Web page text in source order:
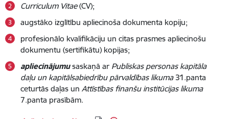
Curriculum Vitae(CV);
augstāko izglītību apliecinoša dokumenta kopiju;
profesionālo kvalifikāciju un citas prasmes apliecinošu
dokumentu (sertifikātu) kopijas;
apliecinājumusaskaņā ar Publiskas personas kapitāla
daļu un kapitālsabiedrību pārvaldības likuma31.panta
ceturtās daļas un Attīstības finanšu institūcijas likuma
7.panta prasībām.